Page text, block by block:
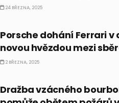
24 BŘEZNA, 2025
Porsche dohání Ferrari v
novou hvězdou mezi
2 BŘEZNA, 2025
Dražba vzácného